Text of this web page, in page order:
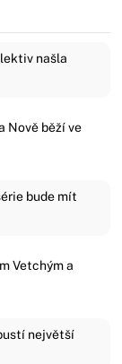
našla
Nově běží ve
bude mít
Vetchým a
největší